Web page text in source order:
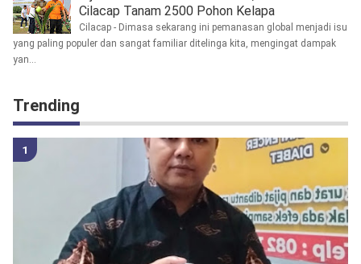
Cilacap Tanam 2500 Pohon Kelapa
Cilacap - Dimasa sekarang ini pemanasan global menjadi isu
yang paling populer dan sangat familiar ditelinga kita, mengingat dampak
yan...
Trending